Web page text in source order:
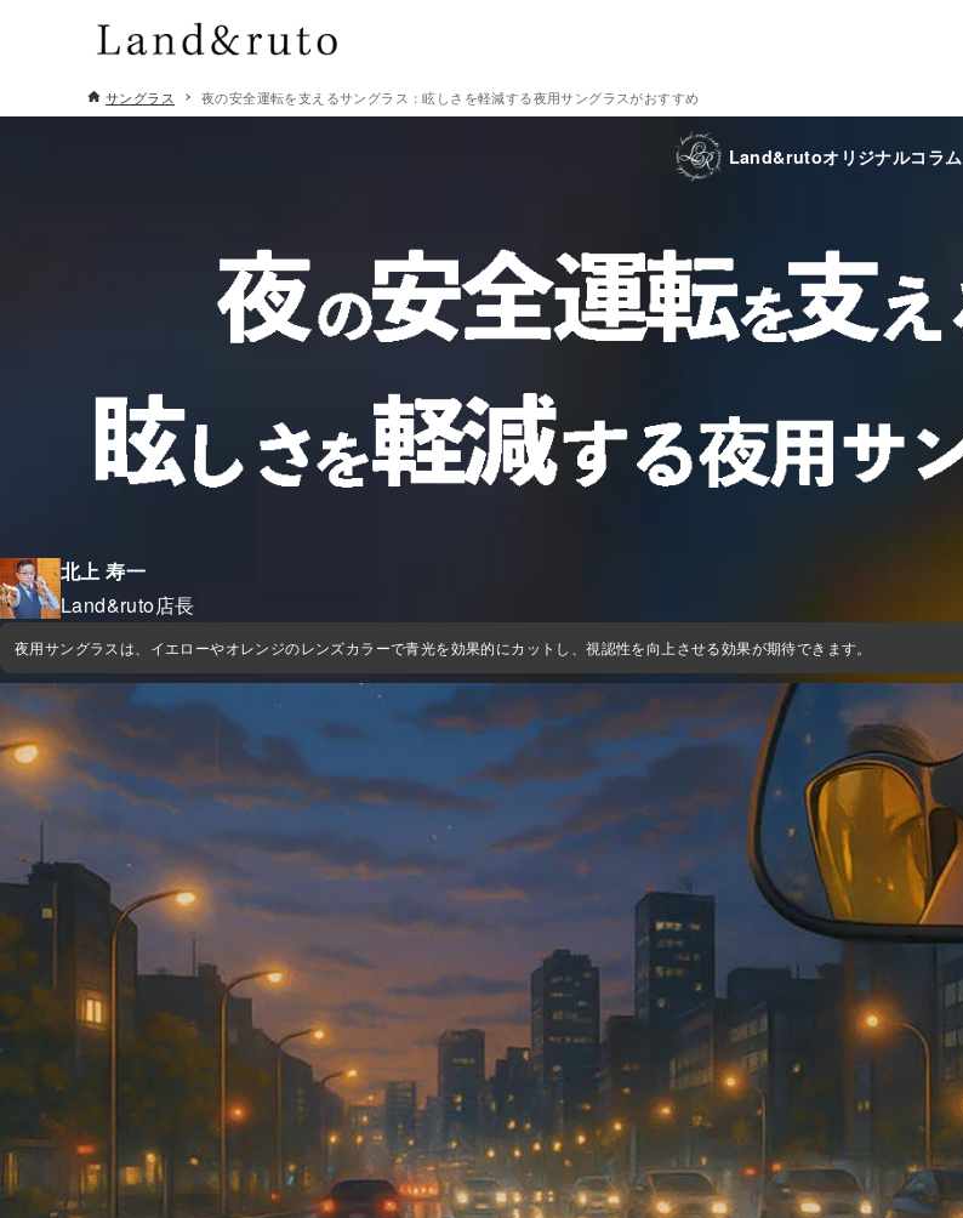
サングラス 夜の安全運転を支えるサングラス：眩しさを軽減する夜用サングラスがおすすめ
Land&rutoオリジナルコラム
北上 寿一
Land&ruto店長
夜用サングラスは、イエローやオレンジのレンズカラーで青光を効果的にカットし、視認性を向上させる効果が期待できます。